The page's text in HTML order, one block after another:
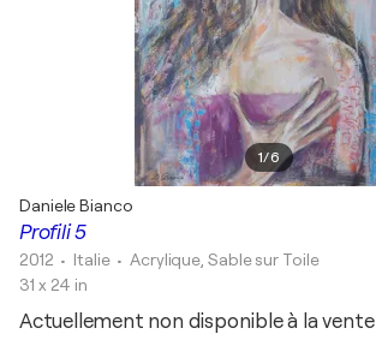
1/6
Profili 5
Daniele Bianco
2012 • Italie •Acrylique, Sable sur Toile
31 x 24 in
Actuellement non disponible à la vente